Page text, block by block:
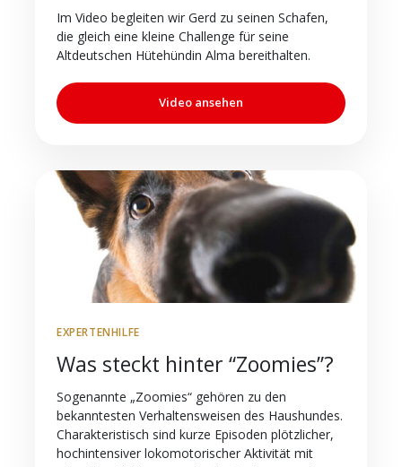
Im Video begleiten wir Gerd zu seinen Schafen,
die gleich eine kleine Challenge für seine
Altdeutschen Hütehündin Alma bereithalten.
Video ansehen
EXPERTENHILFE
Was steckt hinter “Zoomies”?
Sogenannte „Zoomies“ gehören zu den
bekanntesten Verhaltensweisen des Haushundes.
Charakteristisch sind kurze Episoden plötzlicher,
hochintensiver lokomotorischer Aktivität mit